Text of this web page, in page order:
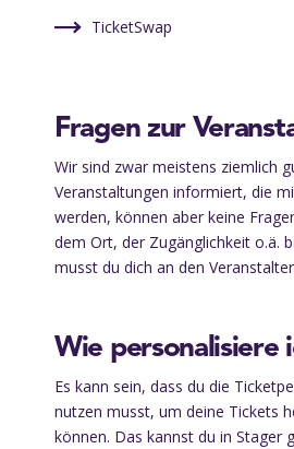
TicketSwap
Fragen zur
Wir sind zwar meistens ziemlich
Veranstaltungen informiert, die
werden, können aber keine
dem Ort, der Zugänglichkeit o.ä.
musst du dich an den
Wie personalisiere
Es kann sein, dass du die
nutzen musst, um deine Tickets
können. Das kannst du in Stager